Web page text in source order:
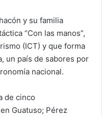
y su familia
“Con las manos”,
(ICT) y que forma
un país de sabores por
nacional.
de cinco
Guatuso; Pérez